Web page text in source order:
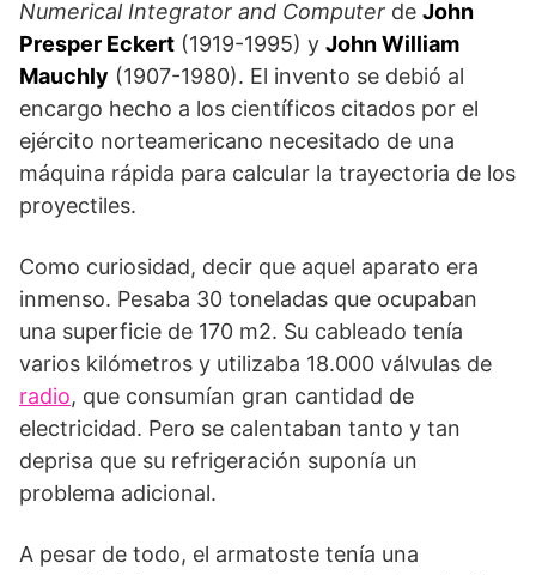
Numerical Integrator and Computer de John
Presper Eckert (1919-1995) y John William
Mauchly (1907-1980). El invento se debió al
encargo hecho a los científicos citados por el
ejército norteamericano necesitado de una
máquina rápida para calcular la trayectoria de los
proyectiles.
Como curiosidad, decir que aquel aparato era
inmenso. Pesaba 30 toneladas que ocupaban
una superficie de 170 m2. Su cableado tenía
varios kilómetros y utilizaba 18.000 válvulas de
radio, que consumían gran cantidad de
electricidad. Pero se calentaban tanto y tan
deprisa que su refrigeración suponía un
problema adicional.
A pesar de todo, el armatoste tenía una